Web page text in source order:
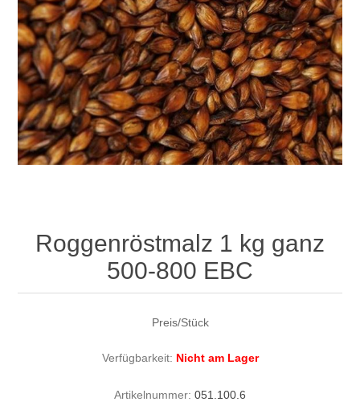
Roggenröstmalz 1 kg ganz
500-800 EBC
Preis/Stück
Verfügbarkeit: Nicht am Lager
Artikelnummer: 051.100.6